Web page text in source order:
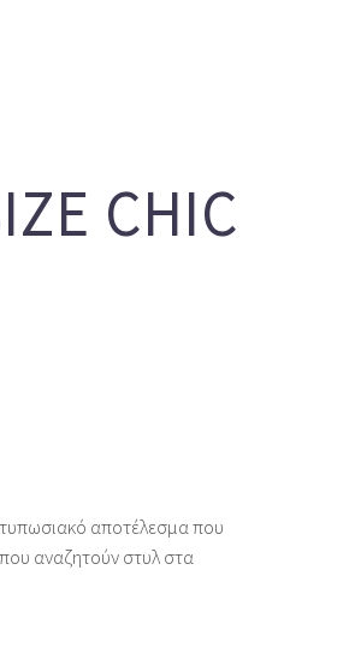
CHIC
αποτέλεσμα που
αναζητούν στυλ στα